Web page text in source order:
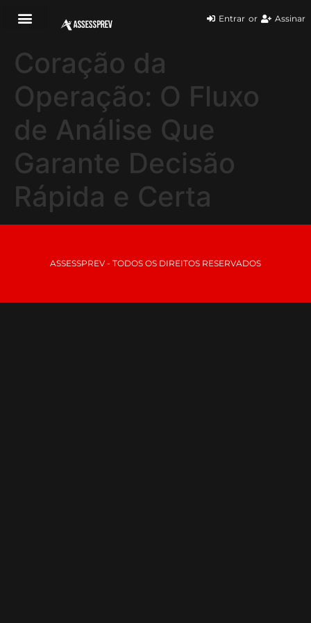
Entrar or Assinar
Coração da
Operação: O Fluxo
de Análise Que
Garante Decisão
Rápida e Certa
ASSESSPREV - TODOS OS DIREITOS RESERVADOS